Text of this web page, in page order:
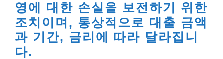
영에 대한 손실을 보전하기 위한
조치이며, 통상적으로 대출 금액
과 기간, 금리에 따라 달라집니
다.